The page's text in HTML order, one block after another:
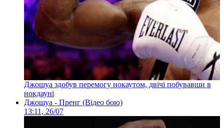
Джошуа здобув перемогу нокаутом, двічі побувавши в
нокдауні
Джошуа - Пренг (Відео бою)
13:11, 26/07